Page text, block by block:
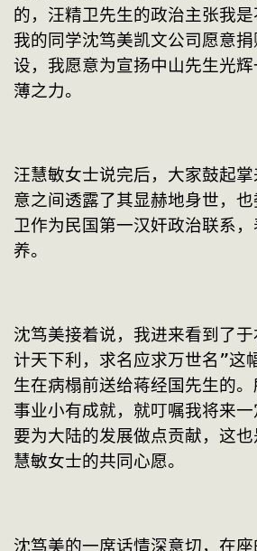
的，汪精卫先生的政治主张我
我的同学沈笃美凯文公司愿意
设，我愿意为宣扬中山先生光
薄之力。
汪慧敏女士说完后，大家鼓起
意之间透露了其显赫地身世，
卫作为民国第一汉奸政治联系
养。
沈笃美接着说，我进来看到了
计天下利，求名应求万世名”这
生在病榻前送给蒋经国先生的
事业小有成就，就叮嘱我将来一
要为大陆的发展做点贡献，这
慧敏女士的共同心愿。
沈笃美的一席话情深意切，在座